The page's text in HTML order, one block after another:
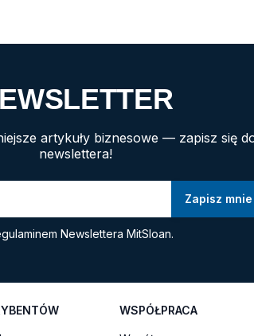
artykuły biznesowe — zapisz się
newslettera!
Newslettera MitSloan.
WSPÓŁPRACA